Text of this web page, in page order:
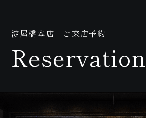
淀屋橋本店 ご来店予約
Reservation